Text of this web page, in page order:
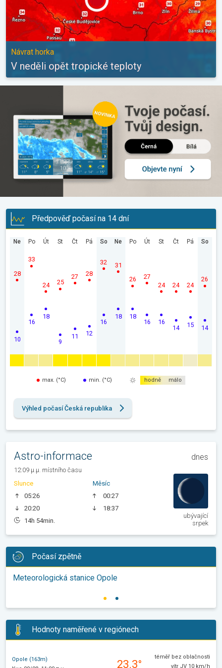
Návrat horka
V neděli opět tropické teploty
Předpověď počasí na 14 dní
Ne
10
28
Po
16
33
Út
18
24
St
9
25
Čt
11
27
Pá
12
28
So
16
32
Ne
18
31
Po
18
26
Út
16
27
St
16
24
Čt
14
24
Pá
15
24
So
14
26
max. (°C) min. (°C) hodně málo
Výhled počasí Česká republika
Astro-informace dnes
12:09 μ.μ. místního času
Slunce
05:26
20:20
14h 54min.
Měsíc
00:27
18:37
ubývající
srpek
Počasí zpětně
Meteorologická stanice Opole
Hodnoty naměřené v regiónech
Opole (163m)
23.3°
téměř bez oblačnosti
vítr JV 10 km/h